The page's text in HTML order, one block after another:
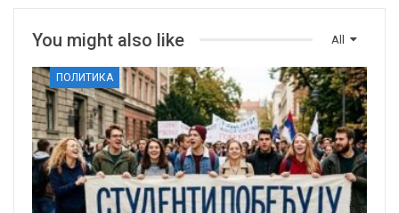
All
You might also like
ПОЛИТИКА